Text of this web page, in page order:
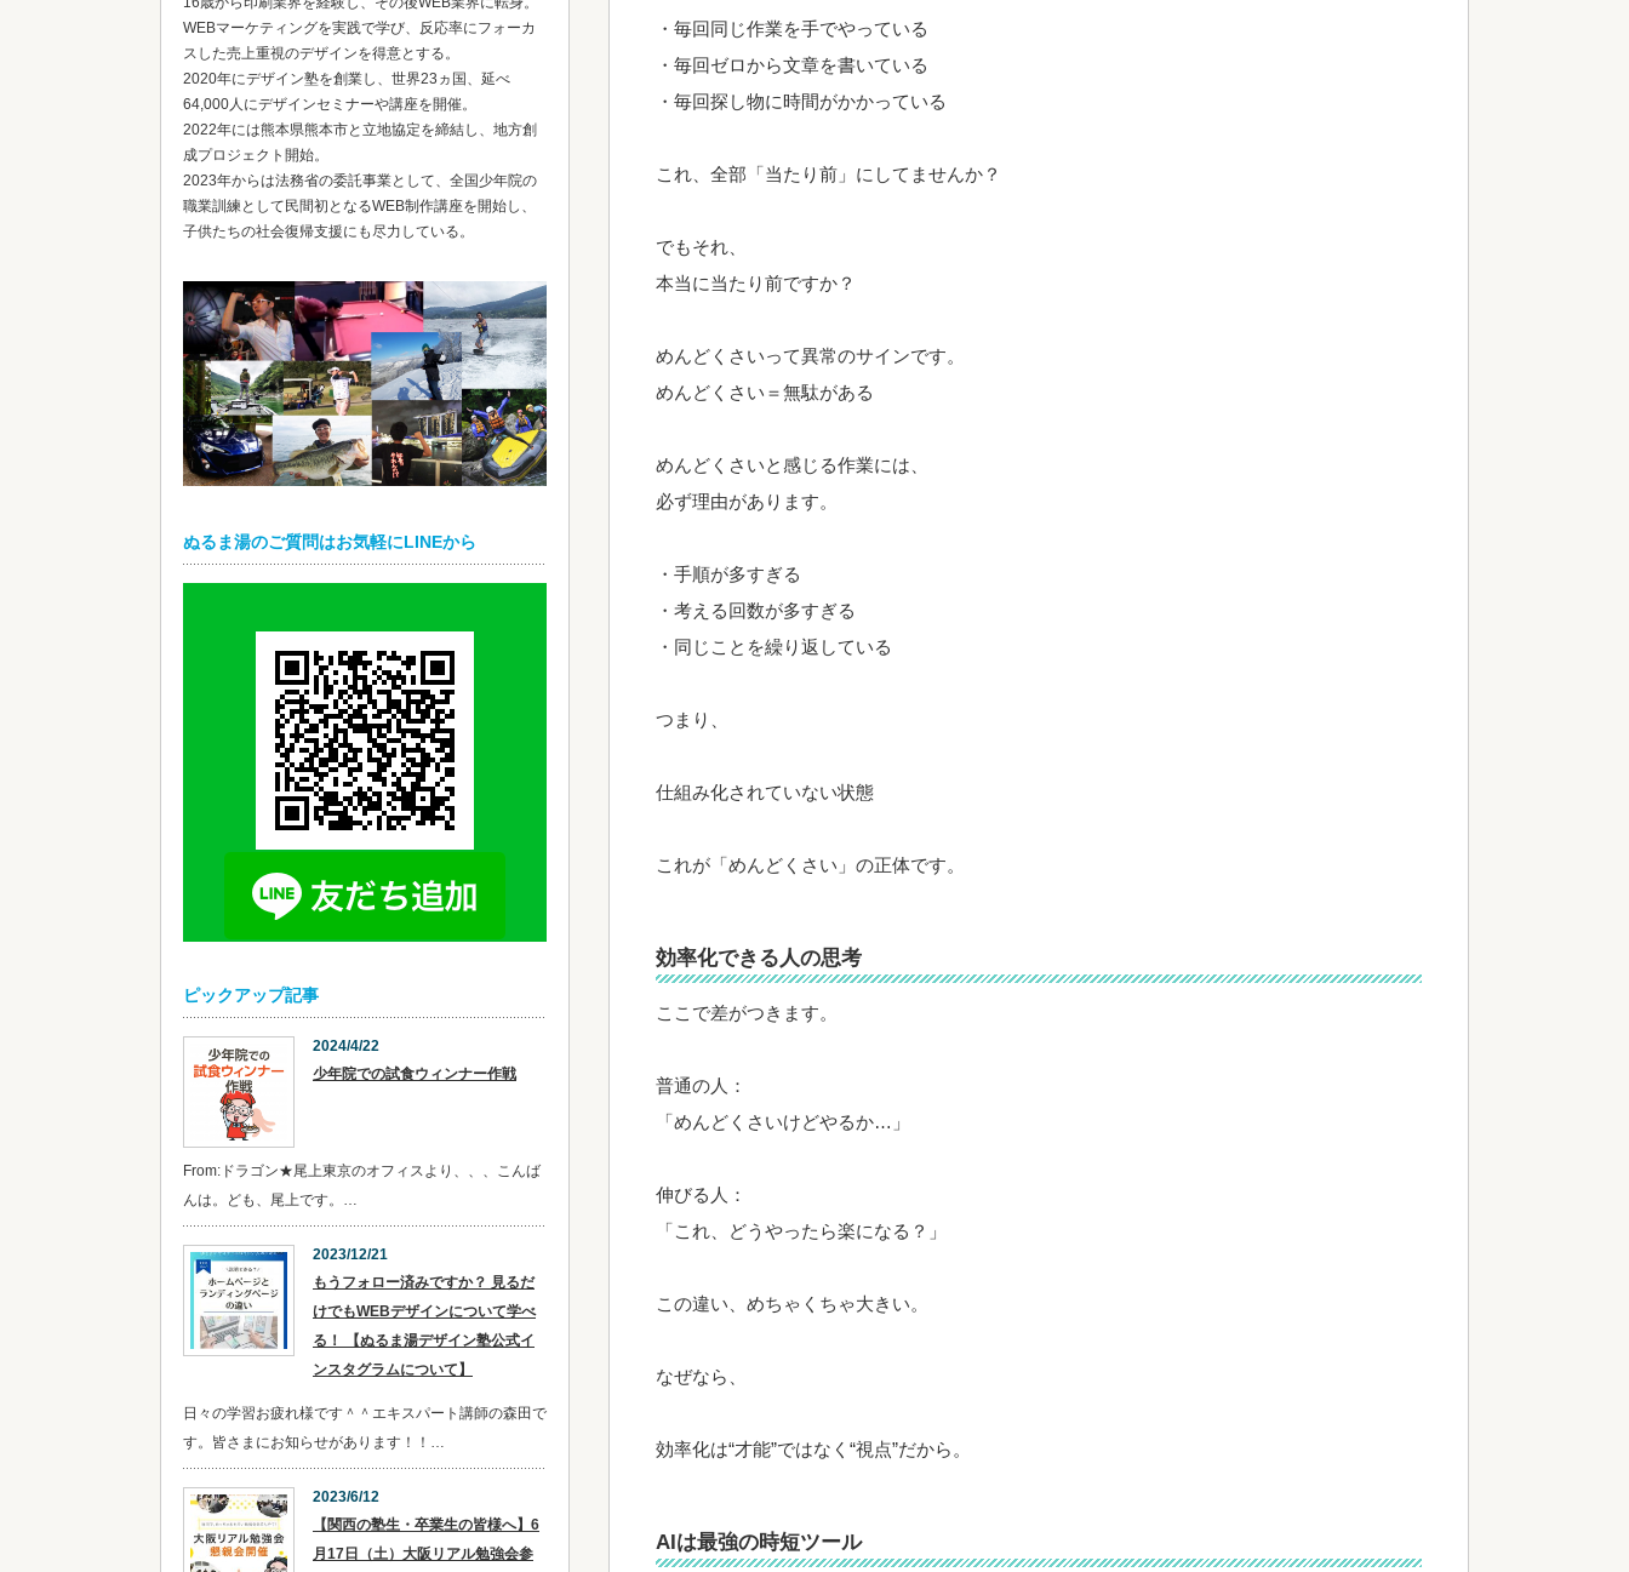
・毎回同じ作業を手でやっている
・毎回ゼロから文章を書いている
・毎回探し物に時間がかかっている
これ、全部「当たり前」にしてませんか？
でもそれ、
本当に当たり前ですか？
めんどくさいって異常のサインです。
めんどくさい＝無駄がある
めんどくさいと感じる作業には、
必ず理由があります。
・手順が多すぎる
・考える回数が多すぎる
・同じことを繰り返している
つまり、
仕組み化されていない状態
これが「めんどくさい」の正体です。
効率化できる人の思考
ここで差がつきます。
普通の人：
「めんどくさいけどやるか…」
伸びる人：
「これ、どうやったら楽になる？」
この違い、めちゃくちゃ大きい。
なぜなら、
効率化は“才能”ではなく“視点”だから。
AIは最強の時短ツール
WEBマーケティングを実践で学び、反応率にフォーカ
スした売上重視のデザインを得意とする。
2020年にデザイン塾を創業し、世界23ヵ国、延べ
64,000人にデザインセミナーや講座を開催。
2022年には熊本県熊本市と立地協定を締結し、地方創
成プロジェクト開始。
2023年からは法務省の委託事業として、全国少年院の
職業訓練として民間初となるWEB制作講座を開始し、
子供たちの社会復帰支援にも尽力している。
ぬるま湯のご質問はお気軽にLINEから
ピックアップ記事
2024/4/22
少年院での試食ウィンナー作戦
From:ドラゴン★尾上東京のオフィスより、、、こんば
んは。ども、尾上です。…
2023/12/21
​​もうフォロー済みですか？ 見るだ
けでもWEBデザインについて学べ
る！ 【ぬるま湯デザイン塾公式イ
ンスタグラムについて】
日々の学習お疲れ様です＾＾エキスパート講師の森田で
す。皆さまにお知らせがあります！！…
2023/6/12
【関西の塾生・卒業生の皆様へ】6
月17日（土）大阪リアル勉強会参